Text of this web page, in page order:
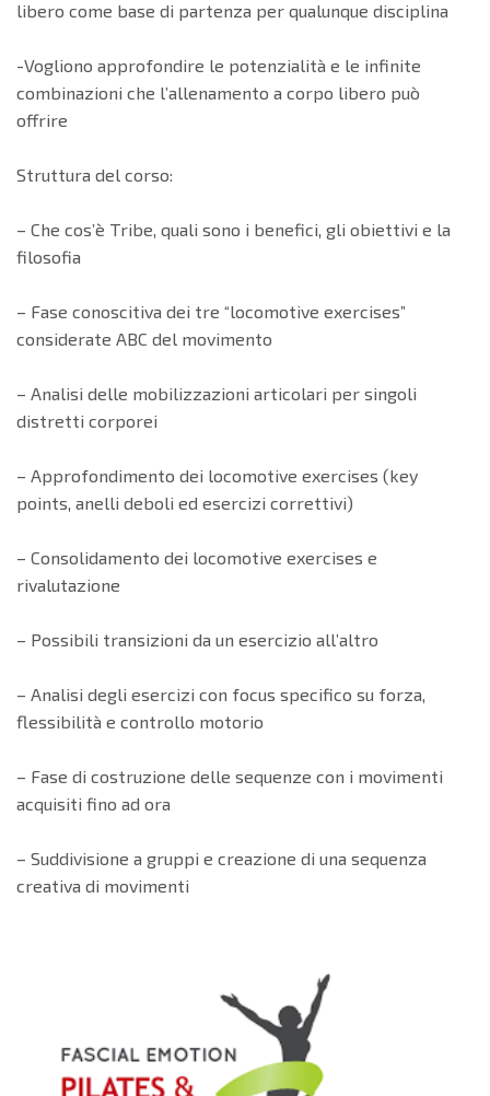
libero come base di partenza per qualunque disciplina
-Vogliono approfondire le potenzialità e le infinite
combinazioni che l’allenamento a corpo libero può
offrire
Struttura del corso:
– Che cos’è Tribe, quali sono i benefici, gli obiettivi e la
filosofia
– Fase conoscitiva dei tre “locomotive exercises”
considerate ABC del movimento
– Analisi delle mobilizzazioni articolari per singoli
distretti corporei
– Approfondimento dei locomotive exercises (key
points, anelli deboli ed esercizi correttivi)
– Consolidamento dei locomotive exercises e
rivalutazione
– Possibili transizioni da un esercizio all’altro
– Analisi degli esercizi con focus specifico su forza,
flessibilità e controllo motorio
– Fase di costruzione delle sequenze con i movimenti
acquisiti fino ad ora
– Suddivisione a gruppi e creazione di una sequenza
creativa di movimenti